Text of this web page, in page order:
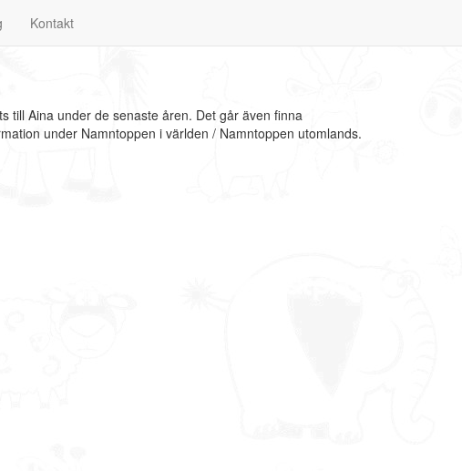
Kontakt
till Aina under de senaste åren. Det går även finna
under Namntoppen i världen / Namntoppen utomlands.